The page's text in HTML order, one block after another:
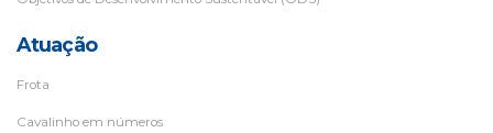
Atuação
Frota
Cavalinho em números